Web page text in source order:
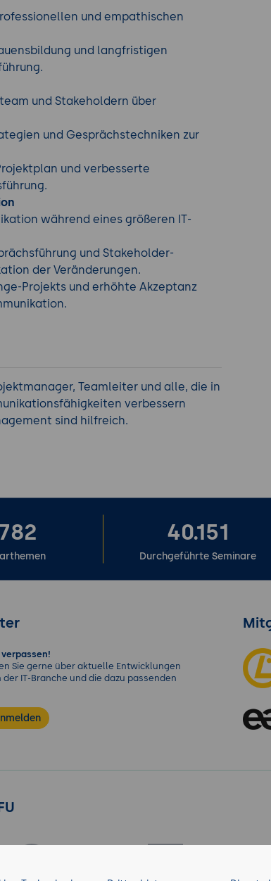
und empathischen
und langfristigen
und Stakeholdern über
und Gesprächstechniken zur
und verbesserte
während eines größeren IT-
und Stakeholder-
der Veränderungen.
Projekts und erhöhte Akzeptanz
Teamleiter und alle, die in
verbessern
sind hilfreich.
40.151
Durchgeführte Seminare
verpassen!
Sie gerne über aktuelle Entwicklungen
der IT-Branche und die dazu passenden